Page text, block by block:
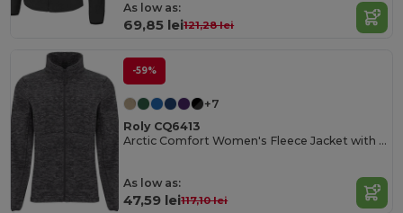
As low as:
69,85 lei121,28 lei
-59%
+7
Roly CQ6413
Arctic Comfort Women's Fleece Jacket with High Collar
As low as:
47,59 lei117,10 lei